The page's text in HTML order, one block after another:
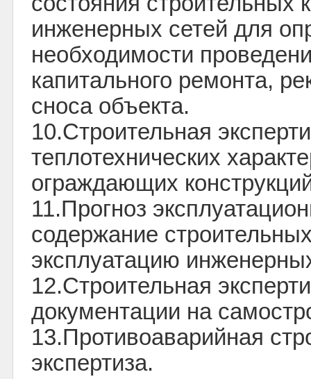
инженерных сетей для
необходимости
капитального ремонта,
сноса объекта.
10.Строительная
теплотехнических
ограждающих
11.Прогноз
содержание
эксплуатацию
12.Строительная
документации на
13.Противоаварийная
экспертиза.